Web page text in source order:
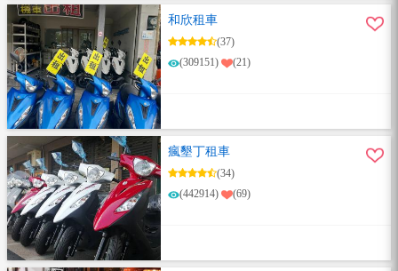
和欣租車
(37)
(309151)
(21)
瘋墾丁租車
(34)
(442914)
(69)